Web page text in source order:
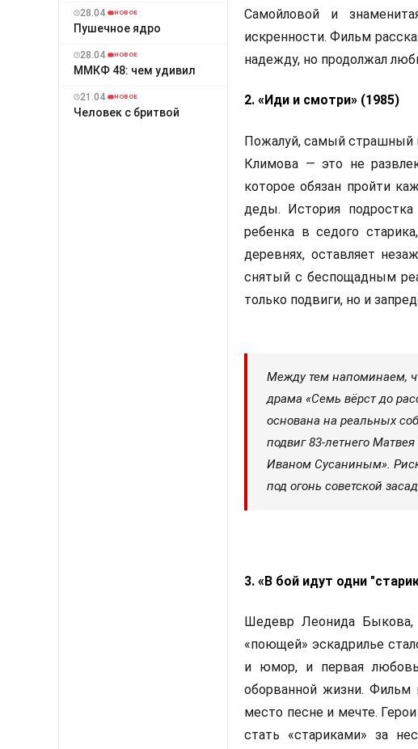
28.04 НОВОЕ
Пушечное ядро
28.04 НОВОЕ
ММКФ 48: чем удивил
21.04 НОВОЕ
Человек с бритвой
Самойловой и
искренности. Фильм
надежду, но продолжал
2. «Иди и смотри» (1985)
Пожалуй, самый страшный
Климова — это не
которое обязан пройти
деды. История
ребенка в седого
деревнях, оставляет
снятый с беспощадным
только подвиги, но и
Между тем напоминаем,
драма «Семь вёрст до
основана на реальных
подвиг 83-летнего
Иваном Сусаниным».
под огонь советской
3. «В бой идут одни
Шедевр Леонида
«поющей» эскадрилье
и юмор, и первая
оборванной жизни.
место песне и мечте.
стать «стариками» за